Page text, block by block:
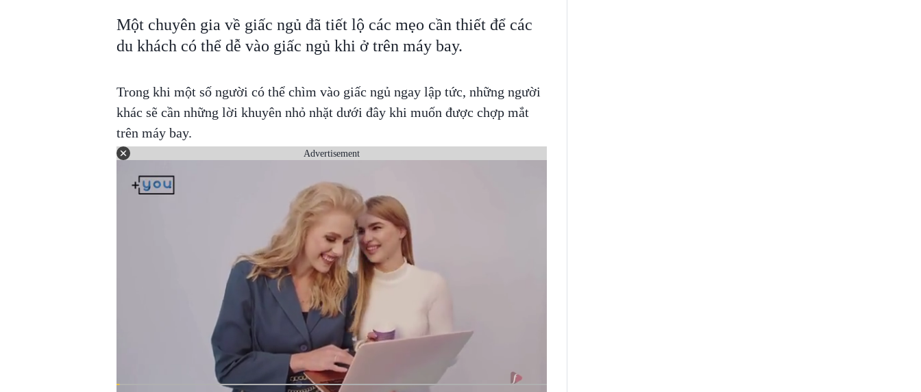
Một chuyên gia về giấc ngủ đã tiết lộ các mẹo cần thiết để các
du khách có thể dễ vào giấc ngủ khi ở trên máy bay.
Trong khi một số người có thể chìm vào giấc ngủ ngay lập tức, những người
khác sẽ cần những lời khuyên nhỏ nhặt dưới đây khi muốn được chợp mắt
trên máy bay.
Advertisement